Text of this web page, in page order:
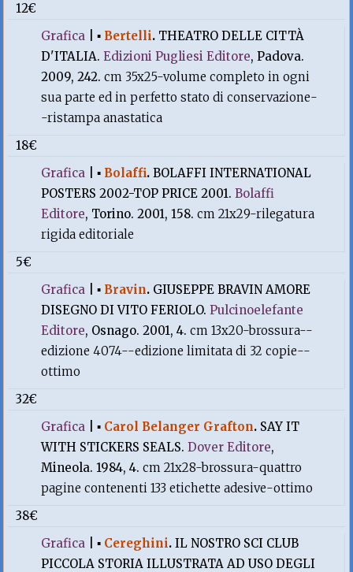
12€
Grafica |▪ Bertelli. THEATRO DELLE CITTÀ
D'ITALIA.Edizioni Pugliesi Editore, Padova.
2009, 242.cm 35x25-volume completo in ogni
sua parte ed in perfetto stato di conservazione-
-ristampa anastatica
18€
Grafica |▪ Bolaffi.BOLAFFI INTERNATIONAL
POSTERS 2002-TOP PRICE 2001.Bolaffi
Editore, Torino. 2001, 158.cm 21x29-rilegatura
rigida editoriale
5€
Grafica |▪ Bravin. GIUSEPPE BRAVIN AMORE
DISEGNO DI VITO FERIOLO.Pulcinoelefante
Editore, Osnago. 2001, 4.cm 13x20-brossura--
edizione 4074--edizione limitata di 32 copie--
ottimo
32€
Grafica |▪ Carol Belanger Grafton. SAY IT
WITH STICKERS SEALS.Dover Editore,
Mineola. 1984, 4.cm 21x28-brossura-quattro
pagine contenenti 133 etichette adesive-ottimo
38€
Grafica |▪ Cereghini.IL NOSTRO SCI CLUB
PICCOLA STORIA ILLUSTRATA AD USO DEGLI